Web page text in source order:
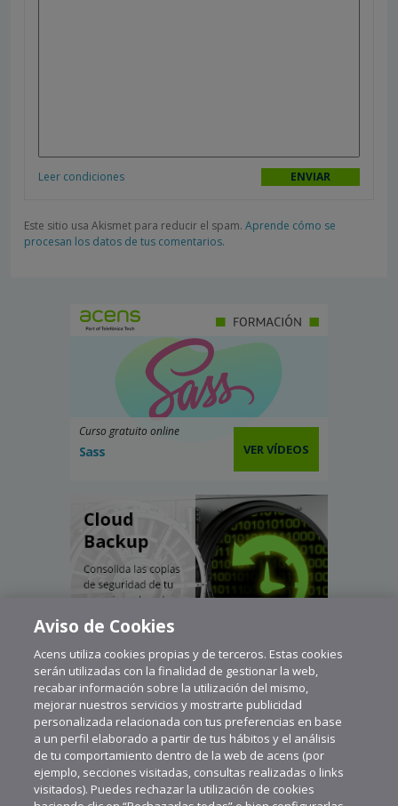
Leer condiciones
Este sitio usa Akismet para reducir el spam. Aprende cómo se
procesan los datos de tus comentarios.
Curso gratuito online
Sass VER VÍDEOS
Aviso de Cookies
Acens utiliza cookies propias y de terceros. Estas cookies
serán utilizadas con la finalidad de gestionar la web,
recabar información sobre la utilización del mismo,
mejorar nuestros servicios y mostrarte publicidad
personalizada relacionada con tus preferencias en base
a un perfil elaborado a partir de tus hábitos y el análisis
de tu comportamiento dentro de la web de acens (por
ejemplo, secciones visitadas, consultas realizadas o links
visitados). Puedes rechazar la utilización de cookies